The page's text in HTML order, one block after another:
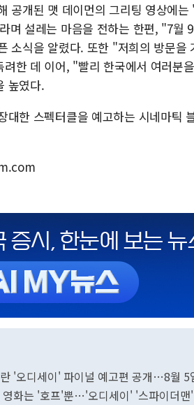
공개된 맷 데이먼의 그리팅 영상에
며 설레는 마음을 전하는 한편, "7월
소식을 알렸다. 또한 "저희의 방문
려한 데 이어, "빨리 한국에서 여러분
높였다.
대한 스펙터클을 예고하는 시네마틱
'오디세이' 파이널 예고편 공개…8월 5
화는 '호프'뿐…'오디세이' '스파이더맨